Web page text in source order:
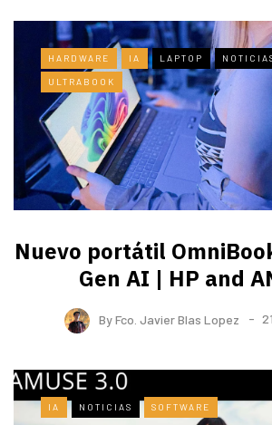
HARDWARE IA LAPTOP
ULTRABOOK
Nuevo portátil
Gen AI | HP and
ByFco. Javier Blas Lopez
IA NOTICIAS SOFTWARE